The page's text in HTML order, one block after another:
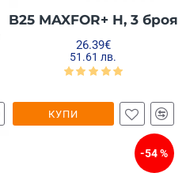
B25 MAXFOR+ H, 3 броя
26.39€
51.61 лв.
КУПИ
-54 %